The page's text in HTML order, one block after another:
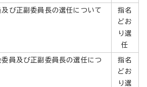
び正副委員長の選任について
指名
どお
り選
任
員及び正副委員長の選任につ
指名
どお
り選